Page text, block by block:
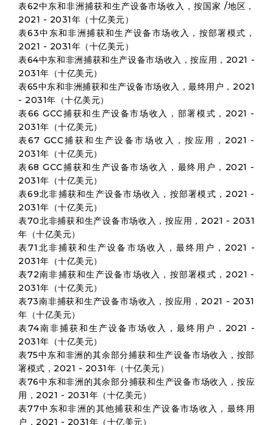
表62中东和非洲捕获和生产设备市场收入，按国家 /地区，
2021 - 2031年（十亿美元）
表63中东和非洲捕获和生产设备市场收入，按部署模式，
2021 - 2031年（十亿美元）
表64中东和非洲捕获和生产设备市场收入，按应用，2021 -
2031年（十亿美元）
表65中东和非洲捕获和生产设备市场收入，最终用户，2021
- 2031年（十亿美元）
表66 GCC捕获和生产设备市场收入，部署模式，2021 -
2031年（十亿美元）
表67 GCC捕获和生产设备市场收入，按应用，2021 -
2031年（十亿美元）
表68 GCC捕获和生产设备市场收入，最终用户，2021 -
2031年（十亿美元）
表69北非捕获和生产设备市场收入，按部署模式，2021 -
2031年（十亿美元）
表70北非捕获和生产设备市场收入，按应用，2021 - 2031
年（十亿美元）
表71北非捕获和生产设备市场收入，最终用户，2021 -
2031年（十亿美元）
表72南非捕获和生产设备市场收入，按部署模式，2021 -
2031年（十亿美元）
表73南非捕获和生产设备市场收入，按应用，2021 - 2031
年（十亿美元）
表74南非捕获和生产设备市场收入，最终用户，2021 -
2031年（十亿美元）
表75中东和非洲的其余部分捕获和生产设备市场收入，按部
署模式，2021 - 2031年（十亿美元）
表76中东和非洲的其余部分捕获和生产设备市场收入，按应
用，2021 - 2031年（十亿美元）
表77中东和非洲的其他捕获和生产设备市场收入，最终用
户，2021 - 2031年（十亿美元）